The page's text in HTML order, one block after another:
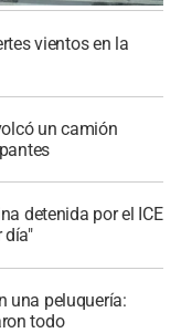
vientos en la
un camión
detenida por el ICE
día"
una peluquería:
todo